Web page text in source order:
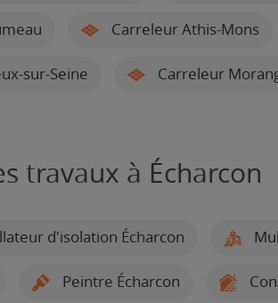
Carreleur Athis-Mons
sur-Seine Carreleur
travaux à Écharcon
d'isolation Écharcon
Peintre Écharcon